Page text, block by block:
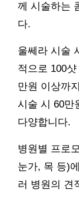
께 시술하는
다.
울쎄라 시술
적으로 100
만원 이상까
시술 시 60만
다양합니다.
병원별 프로
눈가, 목 등)
러 병원의 견